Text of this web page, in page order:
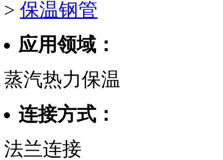
> 保温钢管
应用领域：
蒸汽热力保温
连接方式：
法兰连接